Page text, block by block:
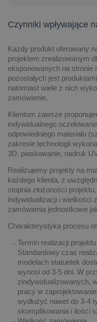
Czynniki wpływające
Każdy produkt oferowany
projektem zrealizowanym
eksponowanych na stronie
pozostałych jest
natomiast wiele z nich
zamówienie.
Klientom zawsze
indywidualnego
odpowiedniego materiału
zakresie technologii
3D, piaskowanie, nadruk
Realizujemy projekty na
każdego klienta, z
stopnia złożoności
indywidualizacji i wielkości
zamówienia jednostkowe
Charakterystyka procesu
Termin realizacji projektu
Standardowy czas
modelach statuetek
wynosi od 3-5 dni. W
zindywidualizowanych,
pracy w
wydłużyć nawet do 3-4
skomplikowania i ilości